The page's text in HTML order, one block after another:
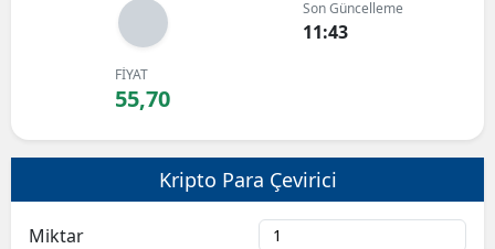
Antalya
Son Güncelleme
11:43
FİYAT
55,70
Kripto Para Çevirici
Miktar